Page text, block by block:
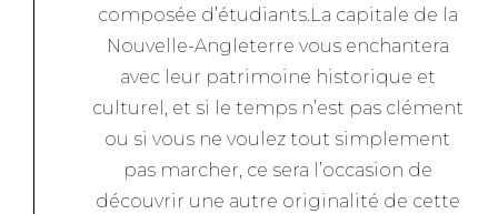
composée d’étudiants.La capitale de la
Nouvelle-Angleterre vous enchantera
avec leur patrimoine historique et
culturel, et si le temps n’est pas clément
ou si vous ne voulez tout simplement
pas marcher, ce sera l’occasion de
découvrir une autre originalité de cette